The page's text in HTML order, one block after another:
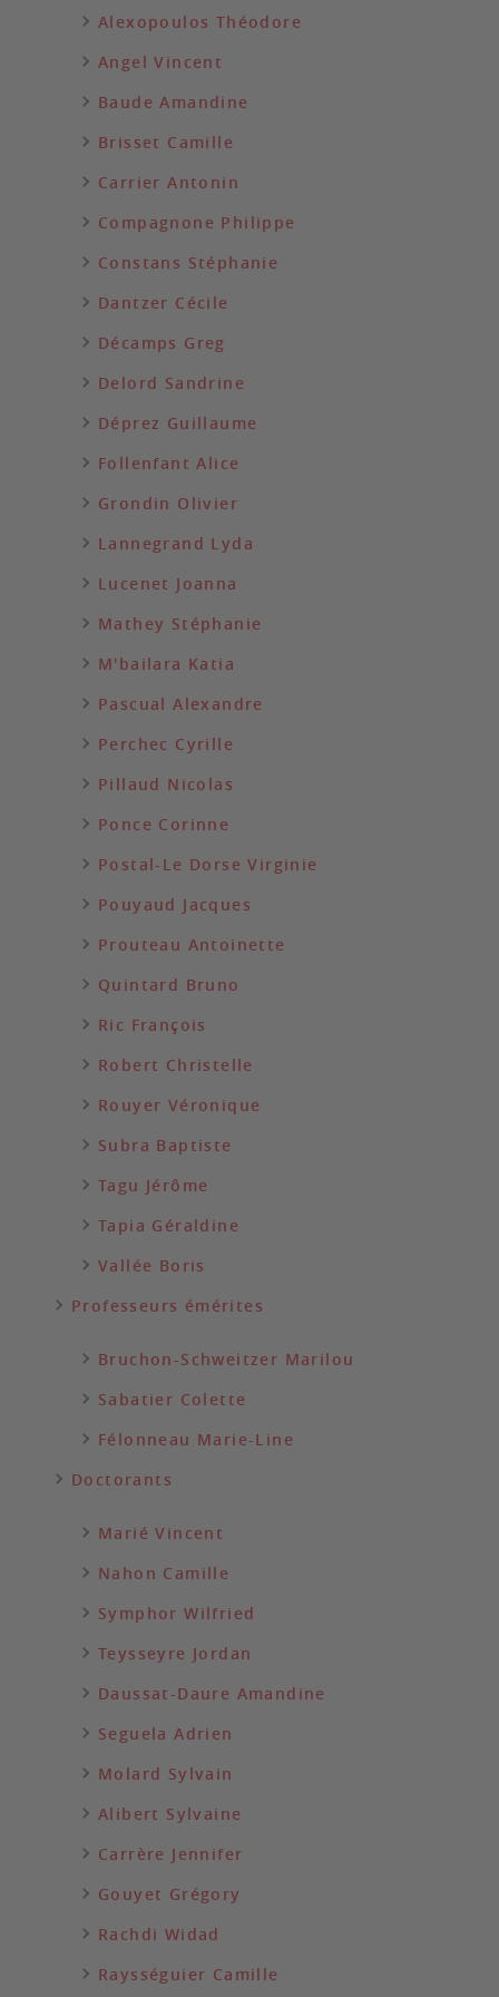
Alexopoulos Théodore
Angel Vincent
Baude Amandine
Brisset Camille
Carrier Antonin
Compagnone Philippe
Constans Stéphanie
Dantzer Cécile
Décamps Greg
Delord Sandrine
Déprez Guillaume
Follenfant Alice
Grondin Olivier
Lannegrand Lyda
Lucenet Joanna
Mathey Stéphanie
M'bailara Katia
Pascual Alexandre
Perchec Cyrille
Pillaud Nicolas
Ponce Corinne
Postal-Le Dorse Virginie
Pouyaud Jacques
Prouteau Antoinette
Quintard Bruno
Ric François
Robert Christelle
Rouyer Véronique
Subra Baptiste
Tagu Jérôme
Tapia Géraldine
Vallée Boris
Professeurs émérites
Bruchon-Schweitzer Marilou
Sabatier Colette
Félonneau Marie-Line
Doctorants
Marié Vincent
Nahon Camille
Symphor Wilfried
Teysseyre Jordan
Daussat-Daure Amandine
Seguela Adrien
Molard Sylvain
Alibert Sylvaine
Carrère Jennifer
Gouyet Grégory
Rachdi Widad
Raysséguier Camille